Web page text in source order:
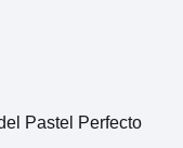
Pastel Perfecto